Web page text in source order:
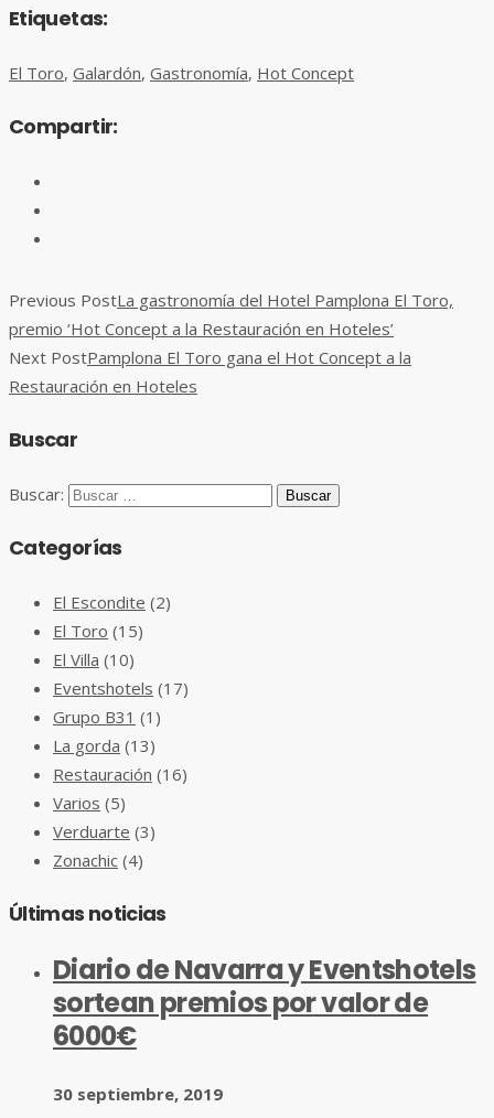
Etiquetas:
El Toro, Galardón, Gastronomía, Hot Concept
Compartir:
Previous PostLa gastronomía del Hotel Pamplona El Toro,
premio ‘Hot Concept a la Restauración en Hoteles’
Next PostPamplona El Toro gana el Hot Concept a la
Restauración en Hoteles
Buscar
Buscar:
Categorías
El Escondite (2)
El Toro (15)
El Villa (10)
Eventshotels (17)
Grupo B31 (1)
La gorda (13)
Restauración (16)
Varios (5)
Verduarte (3)
Zonachic (4)
Últimas noticias
Diario de Navarra y Eventshotels
sortean premios por valor de
6000€
30 septiembre, 2019